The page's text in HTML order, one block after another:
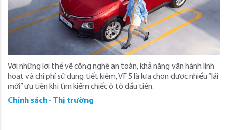
Với những lợi thế về công nghệ an toàn, khả năng vận hành linh
hoạt và chi phí sử dụng tiết kiệm, VF 5 là lựa chọn được nhiều “lái
mới” ưu tiên khi tìm kiếm chiếc ô tô đầu tiên.
Chính sách - Thị trường